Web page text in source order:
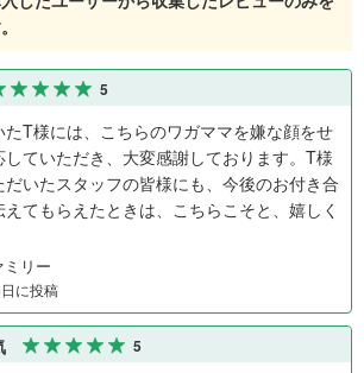
5
たT様には、こちらのワガママを嫌な顔をせ
ていただき、大変感謝しております。T様
いたスタッフの皆様にも、今後のお付き合
てもらえたときは、こちらこそと、嬉しく
リー
に投稿
5